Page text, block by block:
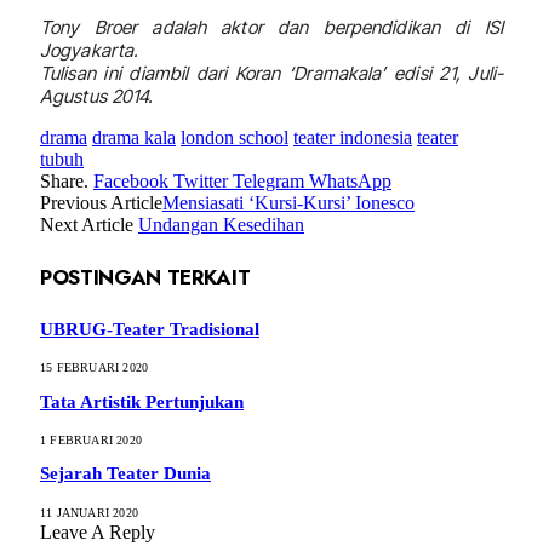
Tony Broer adalah aktor dan berpendidikan di ISI
Jogyakarta.
Tulisan ini diambil dari Koran ‘Dramakala’ edisi 21, Juli-
Agustus 2014.
drama drama kala london school teater indonesia teater
tubuh
Share. Facebook Twitter Telegram WhatsApp
Previous ArticleMensiasati ‘Kursi-Kursi’ Ionesco
Next Article Undangan Kesedihan
POSTINGAN TERKAIT
UBRUG-Teater Tradisional
15 FEBRUARI 2020
Tata Artistik Pertunjukan
1 FEBRUARI 2020
Sejarah Teater Dunia
11 JANUARI 2020
Leave A Reply